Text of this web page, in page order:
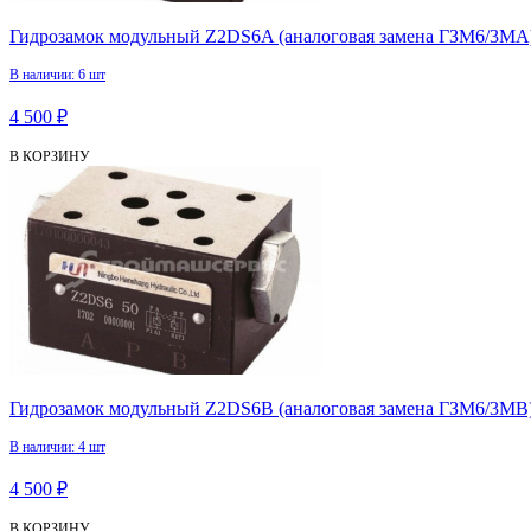
Гидрозамок модульный Z2DS6A (аналоговая замена ГЗМ6/
В наличии: 6 шт
4 500 ₽
В КОРЗИНУ
Гидрозамок модульный Z2DS6B (аналоговая замена ГЗМ6/
В наличии: 4 шт
4 500 ₽